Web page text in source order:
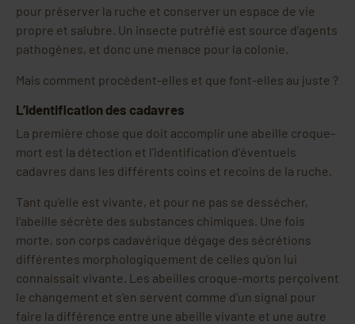
pour préserver la ruche et conserver un espace de vie
propre et salubre. Un insecte putréfié est source d’agents
pathogènes, et donc une menace pour la colonie.
Mais comment procèdent-elles et que font-elles au juste ?
L’identification des cadavres
La première chose que doit accomplir une abeille croque-
mort est la détection et l’identification d’éventuels
cadavres dans les différents coins et recoins de la ruche.
Tant qu’elle est vivante, et pour ne pas se dessécher,
l’abeille sécrète des substances chimiques. Une fois
morte, son corps cadavérique dégage des sécrétions
différentes morphologiquement de celles qu’on lui
connaissait vivante. Les abeilles croque-morts perçoivent
le changement et s’en servent comme d’un signal pour
faire la différence entre une abeille vivante et une autre